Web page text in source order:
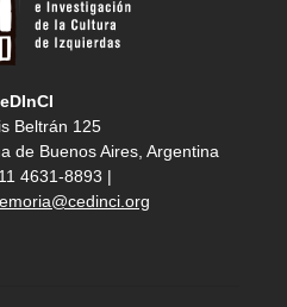
Beltrán 125
de Buenos Aires, Argentina
4631-8893 |